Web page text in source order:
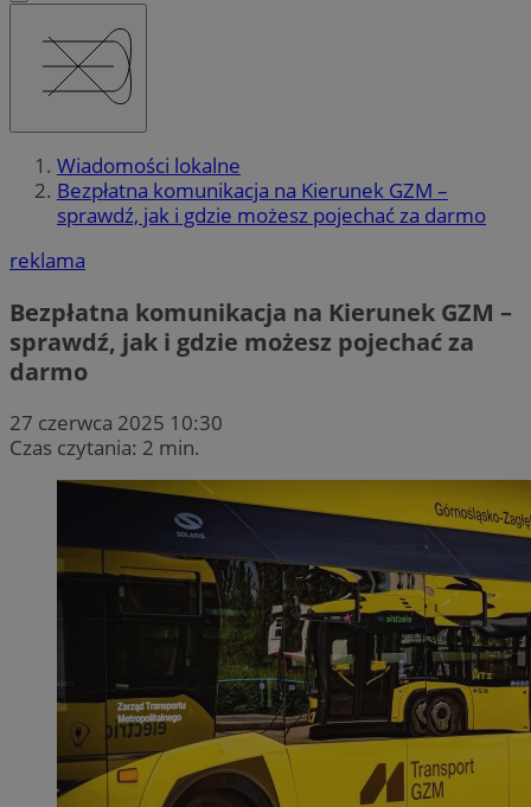
Wiadomości lokalne
Bezpłatna komunikacja na Kierunek GZM –
sprawdź, jak i gdzie możesz pojechać za darmo
reklama
Bezpłatna komunikacja na Kierunek GZM –
sprawdź, jak i gdzie możesz pojechać za
darmo
27 czerwca 2025 10:30
Czas czytania: 2 min.